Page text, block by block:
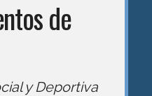
de
y Deportiva